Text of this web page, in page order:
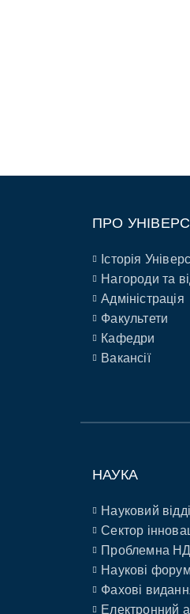
ПРО
Історія
Нагороди та
Адміністрація
Факультети
Кафедри
Вакансії
НАУКА
Науковий
Сектор
Проблемна
Наукові
Фахові
Електронний